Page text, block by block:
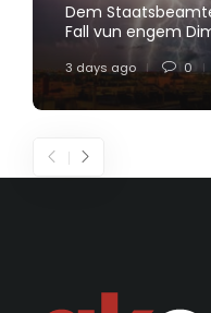
Dem
Fall vun engem
3 days ago 0